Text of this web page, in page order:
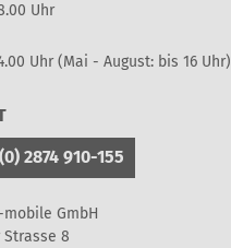
Uhr
Uhr (Mai - August: bis 16 Uhr)
2874 910-155
GmbH
8